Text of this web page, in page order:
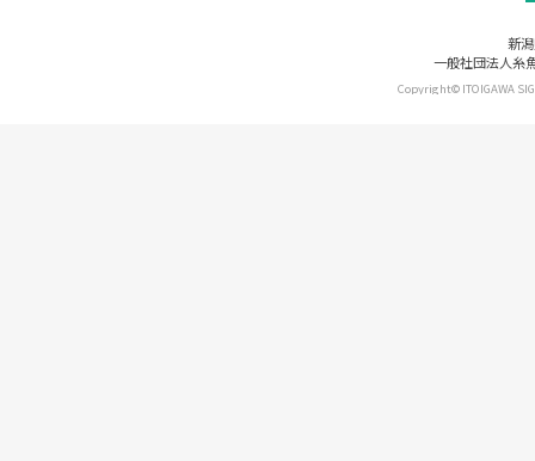
新
一般社団法人糸
Copyright© ITOIGAWA